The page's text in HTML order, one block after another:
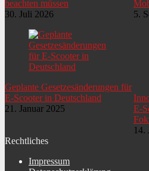
beachten müssen
30. Juli 2026
5.
Geplante Gesetzesänderungen für
E-Scooter in Deutschland
21. Januar 2025
E-
14.
Rechtliches
Impressum